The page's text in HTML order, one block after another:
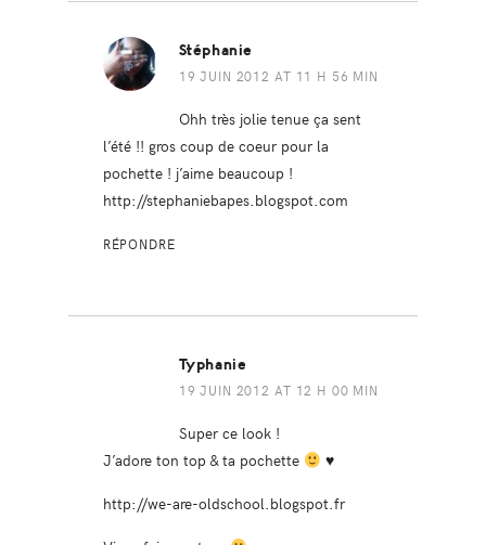
Stéphanie
19 JUIN 2012 AT 11 H 56 MIN
Ohh très jolie tenue ça sent
l’été !! gros coup de coeur pour la
pochette ! j’aime beaucoup !
http://stephaniebapes.blogspot.com
RÉPONDRE
Typhanie
19 JUIN 2012 AT 12 H 00 MIN
Super ce look !
J’adore ton top & ta pochette
♥
http://we-are-oldschool.blogspot.fr